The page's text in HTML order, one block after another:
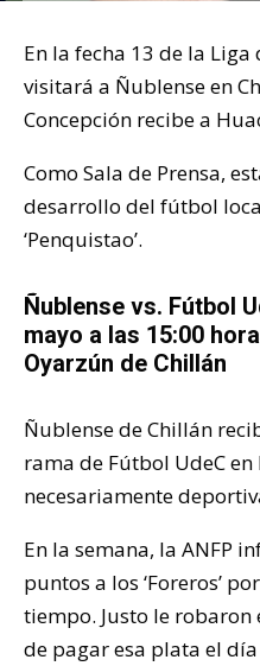
En la fecha 13 de la
visitará a Ñublense en
Concepción recibe a
Como Sala de Prensa,
desarrollo del fútbol
‘Penquistao’.
Ñublense vs. Fútbol
mayo a las 15:00
Oyarzún de Chillán
Ñublense de Chillán
rama de Fútbol UdeC en
necesariamente
En la semana, la ANFP
puntos a los ‘Foreros’
tiempo. Justo le
de pagar esa plata el